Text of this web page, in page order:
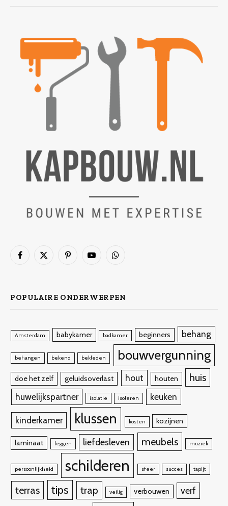
Facebook
X
PinterestYouTubeWhatsApp
POPULAIRE ONDERWERPEN
Amsterdam babykamer badkamer beginners behang
behangen bekend bekleden bouwvergunning
doe het zelf geluidsoverlast hout houten huis
huwelijkspartner isolatie isoleren keuken
kinderkamer klussen kosten kozijnen
laminaat leggen liefdesleven meubels muziek
persoonlijkheid schilderen sfeer succes tapijt
terras tips trap veilig verbouwen verf